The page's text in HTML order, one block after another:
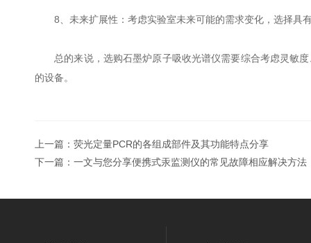
8、未来扩展性：考虑实验室未来可能的需求变化，选择具
总的来说，选购石墨炉原子吸收光谱仪需要综合考虑灵敏度
的设备。
上一篇： 荧光定量PCR的各组成部件及其功能特点分享
下一篇： 一文与您分享便携式汞监测仪的常见故障相应解决方法